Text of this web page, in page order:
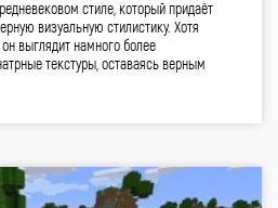
стиле, который придаёт
визуальную стилистику. Хотя
выглядит намного более
текстуры, оставаясь верным